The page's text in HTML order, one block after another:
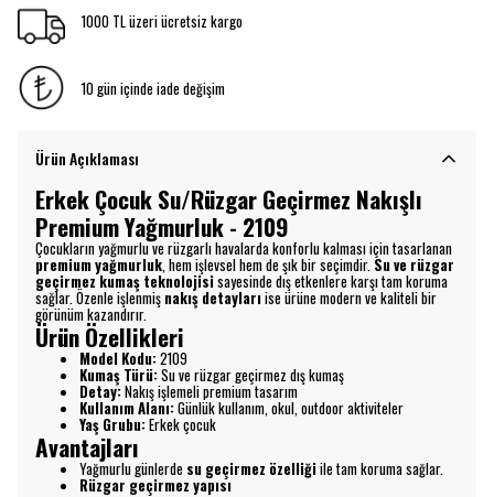
1000 TL üzeri ücretsiz kargo
10 gün içinde iade değişim
Ürün Açıklaması
Erkek Çocuk Su/Rüzgar Geçirmez Nakışlı
Premium Yağmurluk - 2109
Çocukların yağmurlu ve rüzgarlı havalarda konforlu kalması için tasarlanan
premium yağmurluk, hem işlevsel hem de şık bir seçimdir. Su ve rüzgar
geçirmez kumaş teknolojisisayesinde dış etkenlere karşı tam koruma
sağlar. Özenle işlenmiş nakış detaylarıise ürüne modern ve kaliteli bir
görünüm kazandırır.
Ürün Özellikleri
Model Kodu:2109
Kumaş Türü:Su ve rüzgar geçirmez dış kumaş
Detay:Nakış işlemeli premium tasarım
Kullanım Alanı:Günlük kullanım, okul, outdoor aktiviteler
Yaş Grubu:Erkek çocuk
Avantajları
Yağmurlu günlerde su geçirmez özelliğiile tam koruma sağlar.
Rüzgar geçirmez yapısı